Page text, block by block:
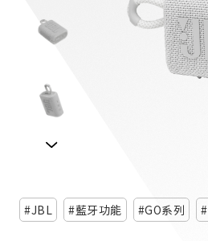
請選擇商品分類
請選擇分類
JBL 藍牙功能 GO系列